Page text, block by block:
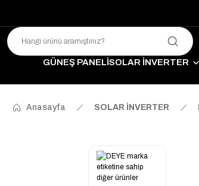
GÜNEŞ PANELİSOLAR İNVERTER
Anasayfa SOLAR İNVERTER